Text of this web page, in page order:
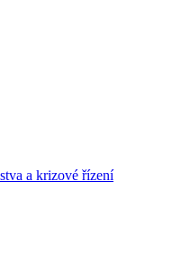
a krizové řízení